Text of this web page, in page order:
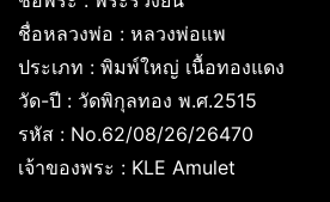
ชื่อหลวงพ่อ : หลวงพ่อแพ
ประเภท : พิมพ์ใหญ่ เนื้อทองแดง
วัด-ปี : วัดพิกุลทอง พ.ศ.2515
รหัส : No.62/08/26/26470
เจ้าของพระ : KLE Amulet